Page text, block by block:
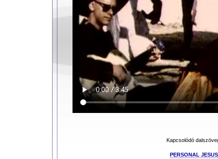
Kapcsolódó
PERSONAL JESUS